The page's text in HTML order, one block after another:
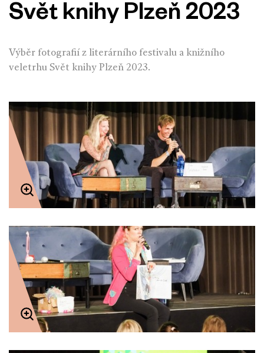
Svět knihy Plzeň 2023
Výběr fotografií z literárního festivalu a knižního
veletrhu Svět knihy Plzeň 2023.